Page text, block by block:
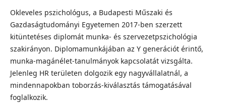
Okleveles pszichológus, a Budapesti Műszaki és
Gazdaságtudományi Egyetemen 2017-ben szerzett
kitüntetéses diplomát munka- és szervezetpszichológia
szakirányon. Diplomamunkájában az Y generációt érintő,
munka-magánélet-tanulmányok kapcsolatát vizsgálta.
Jelenleg HR területen dolgozik egy nagyvállalatnál, a
mindennapokban toborzás-kiválasztás támogatásával
foglalkozik.